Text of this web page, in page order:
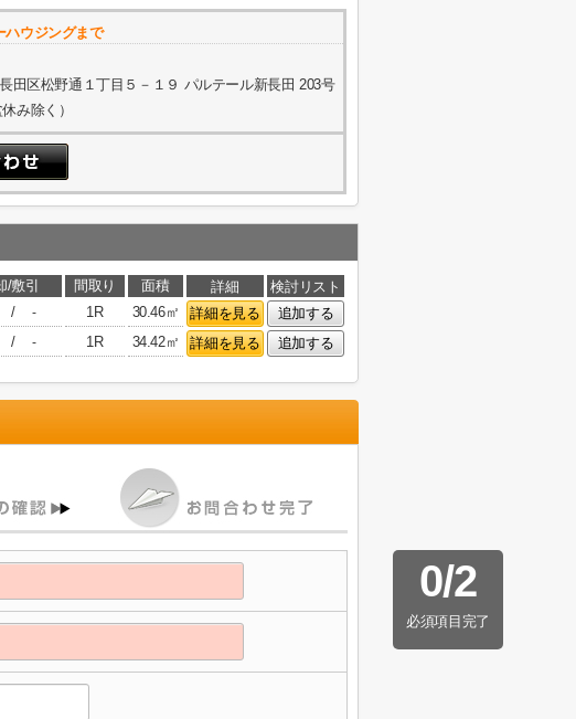
ハウジングまで
田区松野通１丁目５－１９ パルテール新長田 203号
み除く）
敷引 間取り 面積 詳細
検討リスト
/ - 1R 30.46㎡ 詳細を見る
追加する
/ - 1R 34.42㎡ 詳細を見る 追加する
0/2
必須項目完了